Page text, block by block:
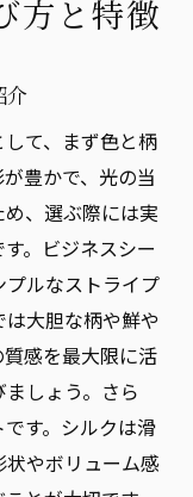
方と特徴
介
て、まず色と柄
豊かで、光の当
、選ぶ際には実
。ビジネスシー
ルなストライプ
大胆な柄や鮮や
感を最大限に活
しょう。さら
す。シルクは滑
やボリューム感